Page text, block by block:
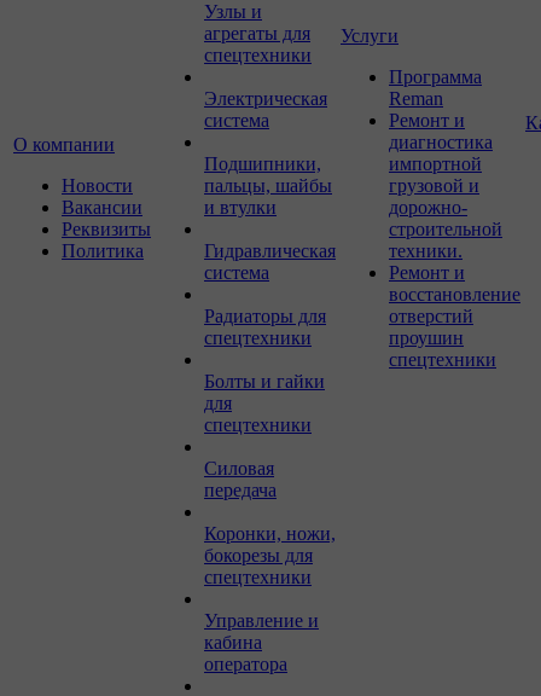
О компании
Новости
Вакансии
Реквизиты
Политика
Узлы и
агрегаты для
спецтехники
Электрическая
система
Подшипники,
пальцы, шайбы
и втулки
Гидравлическая
система
Радиаторы для
спецтехники
Болты и гайки
для
спецтехники
Силовая
передача
Коронки, ножи,
бокорезы для
спецтехники
Управление и
кабина
оператора
Услуги
Программа
Reman
Ремонт и
диагностика
импортной
грузовой и
дорожно-
строительной
техники.
Ремонт и
восстановление
отверстий
проушин
спецтехники